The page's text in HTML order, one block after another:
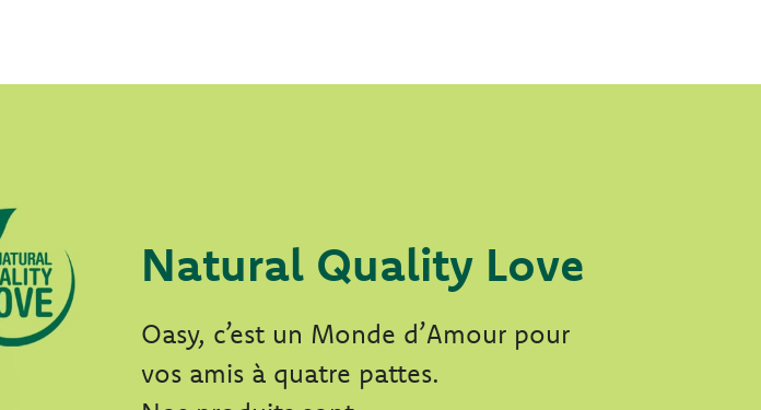
Natural Quality Love
Oasy, c’est un Monde d’Amour pour
vos amis à quatre pattes.